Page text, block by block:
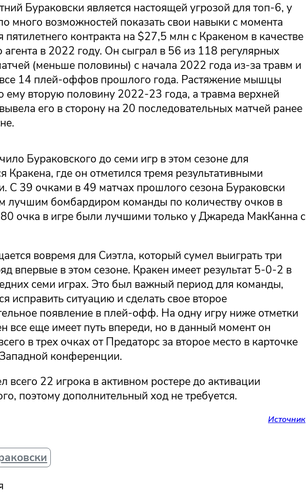
Бураковски является настоящей угрозой для топ-6, у
много возможностей показать свои навыки с момента
пятилетнего контракта на $27,5 млн с Кракеном в качестве
агента в 2022 году. Он сыграл в 56 из 118 регулярных
(меньше половины) с начала 2022 года из-за травм и
14 плей-оффов прошлого года. Растяжение мышцы
ему вторую половину 2022-23 года, а травма верхней
его в сторону на 20 последовательных матчей ранее
Бураковского до семи игр в этом сезоне для
Кракена, где он отметился тремя результативными
С 39 очками в 49 матчах прошлого сезона Бураковски
лучшим бомбардиром команды по количеству очков в
очка в игре были лучшими только у Джареда МакКанна с
вовремя для Сиэтла, который сумел выиграть три
впервые в этом сезоне. Кракен имеет результат 5-0-2 в
семи играх. Это был важный период для команды,
исправить ситуацию и сделать свое второе
появление в плей-офф. На одну игру ниже отметки
все еще имеет путь впереди, но в данный момент он
в трех очках от Предаторс за второе место в карточке
конференции.
всего 22 игрока в активном ростере до активации
поэтому дополнительный ход не требуется.
Источник